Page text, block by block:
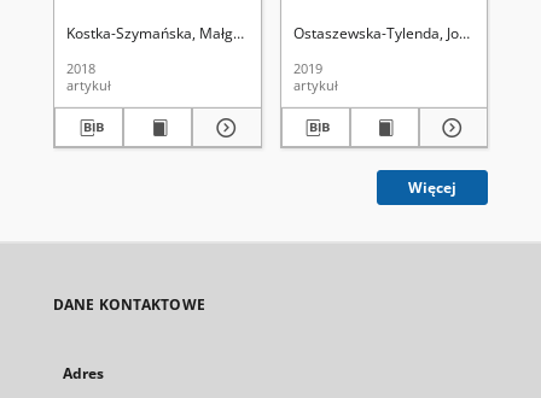
Kostka-Szymańska, Małgorzata. Uniwersytet Marii Curie-
2018
artykuł
Ostaszewska-Tylenda, Joanna
2019
artykuł
Więcej
DANE KONTAKTOWE
Adres